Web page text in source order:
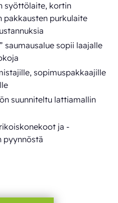
syöttölaite, kortin
purkulaite
saumausalue sopii laajalle
sopimuspakkaajille
suunniteltu lattiamallin
ja -
pyynnöstä